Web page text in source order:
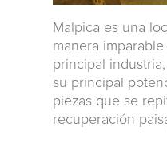
Malpica es una
manera
principal
su principal
piezas que se
recuperación